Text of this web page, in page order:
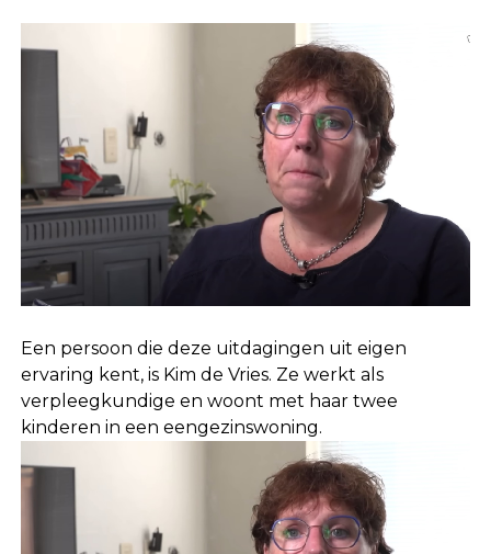
Een persoon die deze uitdagingen uit eigen
ervaring kent, is Kim de Vries. Ze werkt als
verpleegkundige en woont met haar twee
kinderen in een eengezinswoning.